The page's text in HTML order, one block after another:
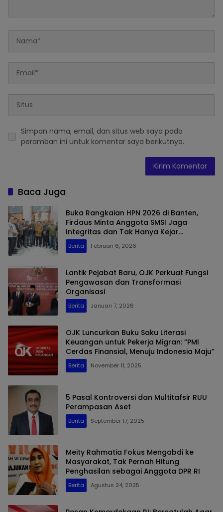
Simpan nama, email, dan situs web saya pada
peramban ini untuk komentar saya berikutnya.
Baca Juga
Buka Rangkaian HPN 2026 di Banten,
Firdaus Minta Anggota SMSI Jaga
Integritas dan Tak Hanya Kejar
Kecepatan Berita
Berita Februari 6, 2026
Lantik Pejabat Baru, OJK Perkuat Fungsi
Pengawasan dan Transformasi
Organisasi
Berita Januari 7, 2026
OJK Luncurkan Buku Saku Literasi
Keuangan untuk Pekerja Migran: “PMI
Cerdas Finansial, Menuju Indonesia Maju”
Berita November 11, 2025
5 Pasal Kontroversi dan Multitafsir RUU
Perampasan Aset
Berita September 17, 2025
Meity Rahmatia Fokus Mengabdi ke
Masyarakat, Tak Pernah Hitung
Penghasilan sebagai Anggota DPR RI
Berita Agustus 24, 2025